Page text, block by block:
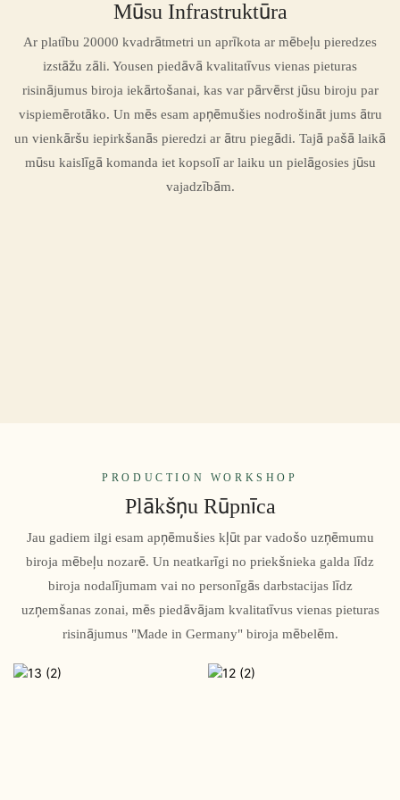
Mūsu Infrastruktūra
Ar platību 20000 kvadrātmetri un aprīkota ar mēbeļu pieredzes
izstāžu zāli. Yousen piedāvā kvalitatīvus vienas pieturas
risinājumus biroja iekārtošanai, kas var pārvērst jūsu biroju par
vispiemērotāko. Un mēs esam apņēmušies nodrošināt jums ātru
un vienkāršu iepirkšanās pieredzi ar ātru piegādi. Tajā pašā laikā
mūsu kaislīgā komanda iet kopsolī ar laiku un pielāgosies jūsu
vajadzībām.
PRODUCTION WORKSHOP
Plākšņu Rūpnīca
Jau gadiem ilgi esam apņēmušies kļūt par vadošo uzņēmumu
biroja mēbeļu nozarē. Un neatkarīgi no priekšnieka galda līdz
biroja nodalījumam vai no personīgās darbstacijas līdz
uzņemšanas zonai, mēs piedāvājam kvalitatīvus vienas pieturas
risinājumus "Made in Germany" biroja mēbelēm.